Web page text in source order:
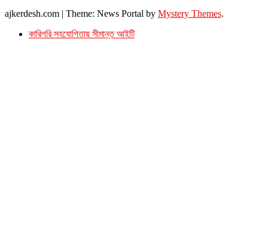
ajkerdesh.com | Theme: News Portal by Mystery Themes.
কারিগরি সহযোগিতায় সীমান্ত আইটি